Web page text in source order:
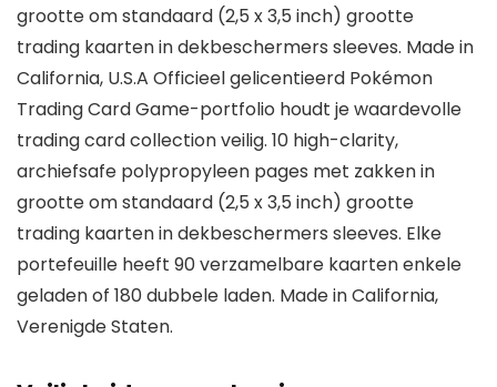
grootte om standaard (2,5 x 3,5 inch) grootte
trading kaarten in dekbeschermers sleeves. Made in
California, U.S.A Officieel gelicentieerd Pokémon
Trading Card Game-portfolio houdt je waardevolle
trading card collection veilig. 10 high-clarity,
archiefsafe polypropyleen pages met zakken in
grootte om standaard (2,5 x 3,5 inch) grootte
trading kaarten in dekbeschermers sleeves. Elke
portefeuille heeft 90 verzamelbare kaarten enkele
geladen of 180 dubbele laden. Made in California,
Verenigde Staten.